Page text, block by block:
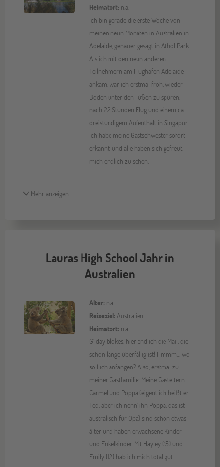
Heimatort: n.a.
Ich bin gerade die erste Woche von
meinen neun Monaten in Australien in
Adelaide, genauer gesagt in Athol Park.
Als ich mit den neun anderen
Teilnehmern am Flughafen Adelaide
ankam, war ich erstmal froh, wieder
Boden unter den Füßen zu spüren,
nach 22 Stunden Flug und einem ca.
dreistündigem Aufenthalt in Singapur.
Ich habe meine Gastschwester sofort
erkannt, und alle haben sich gefreut,
mich endlich zu sehen.
Mehr anzeigen
Lauras High School Jahr in
Australien
Alter: n.a.
Reiseziel: Australien
Heimatort: n.a.
G’ day blokes, hier endlich die Mail, die
schon lange überfällig ist! Hmmm… wo
soll ich anfangen? Also, erstmal zu
meiner Gastfamilie: Meine Gasteltern
Carmel und Poppa (eigentlich heißt er
Ted, aber ich nenn’ ihn Poppa, das ist
australisch für Opa) sind schon etwas
älter und haben erwachsene Kinder
und Enkelkinder. Mit Hayley (15) und
Emily (12) hab ich mich total gut